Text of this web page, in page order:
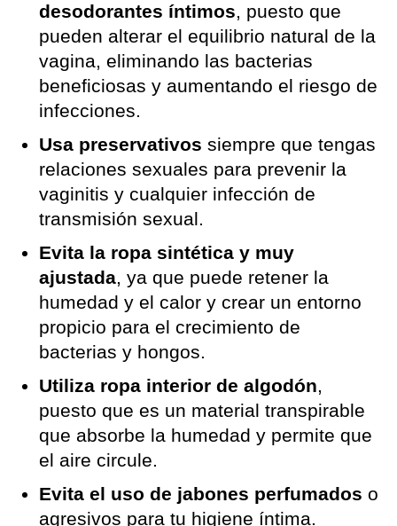
desodorantes íntimos, puesto que
pueden alterar el equilibrio natural de la
vagina, eliminando las bacterias
beneficiosas y aumentando el riesgo de
infecciones.
Usa preservativossiempre que tengas
relaciones sexuales para prevenir la
vaginitis y cualquier infección de
transmisión sexual.
Evita la ropa sintética y muy
ajustada, ya que puede retener la
humedad y el calor y crear un entorno
propicio para el crecimiento de
bacterias y hongos.
Utiliza ropa interior de algodón,
puesto que es un material transpirable
que absorbe la humedad y permite que
el aire circule.
Evita el uso de jabones perfumados o
agresivos para tu higiene íntima.